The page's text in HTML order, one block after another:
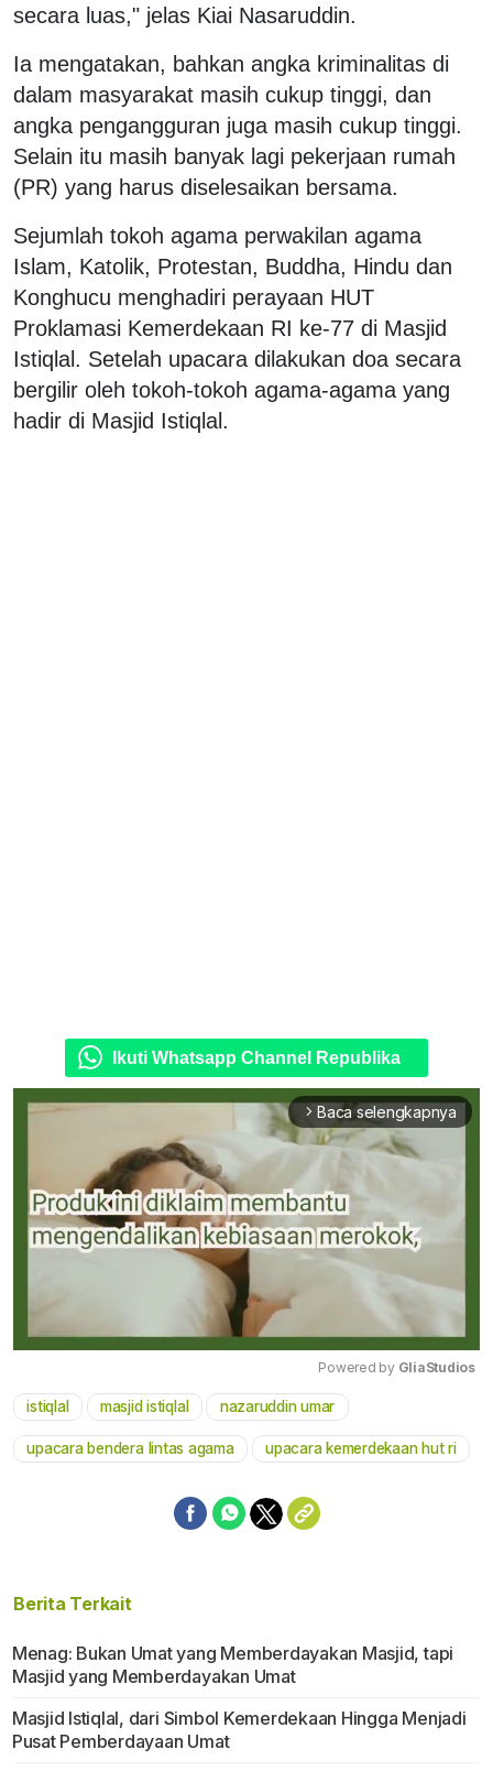
secara luas," jelas Kiai Nasaruddin.
Ia mengatakan, bahkan angka kriminalitas di
dalam masyarakat masih cukup tinggi, dan
angka pengangguran juga masih cukup tinggi.
Selain itu masih banyak lagi pekerjaan rumah
(PR) yang harus diselesaikan bersama.
Sejumlah tokoh agama perwakilan agama
Islam, Katolik, Protestan, Buddha, Hindu dan
Konghucu menghadiri perayaan HUT
Proklamasi Kemerdekaan RI ke-77 di Masjid
Istiqlal. Setelah upacara dilakukan doa secara
bergilir oleh tokoh-tokoh agama-agama yang
hadir di Masjid Istiqlal.
Ikuti Whatsapp Channel Republika
arrow_forward_ios Baca selengkapnya
Powered by GliaStudios
istiqlal masjid istiqlal nazaruddin umar
upacara bendera lintas agama upacara kemerdekaan hut ri
Berita Terkait
Menag: Bukan Umat yang Memberdayakan Masjid, tapi
Masjid yang Memberdayakan Umat
Masjid Istiqlal, dari Simbol Kemerdekaan Hingga Menjadi
Pusat Pemberdayaan Umat